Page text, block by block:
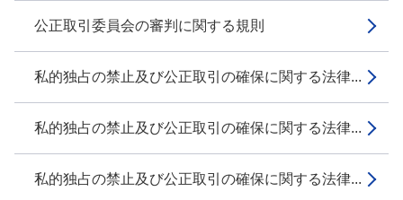
公正取引委員会の審判に関する規則
私的独占の禁止及び公正取引の確保に関する法律...
私的独占の禁止及び公正取引の確保に関する法律...
私的独占の禁止及び公正取引の確保に関する法律...